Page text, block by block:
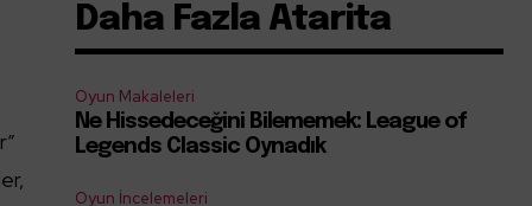
Daha Fazla Atarita
Oyun Makaleleri
Ne Hissedeceğini Bilememek: League of
Legends Classic Oynadık
Oyun İncelemeleri